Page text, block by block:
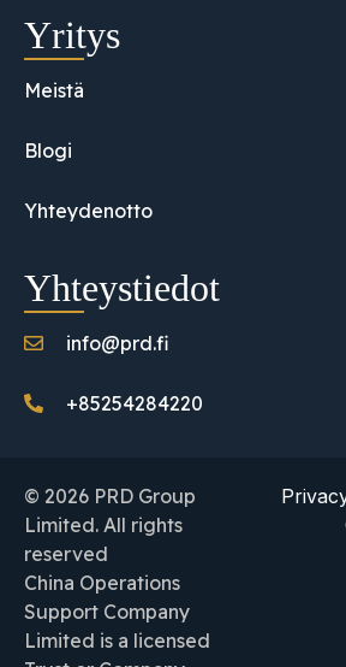
Yritys
Meistä
Blogi
Yhteydenotto
Yhteystiedot
info@prd.fi
+85254284220
© 2026 PRD Group
Limited. All rights
reserved
China Operations
Support Company
Limited is a licensed